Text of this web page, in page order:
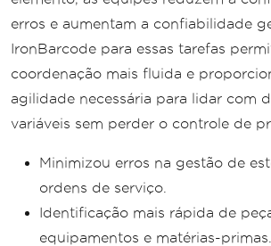
erros e aumentam a confiabilidade
IronBarcode para essas tarefas
coordenação mais fluida e
agilidade necessária para lidar com
variáveis ​​sem perder o controle de
Minimizou erros na gestão de
ordens de serviço.
Identificação mais rápida de
equipamentos e matérias-primas.